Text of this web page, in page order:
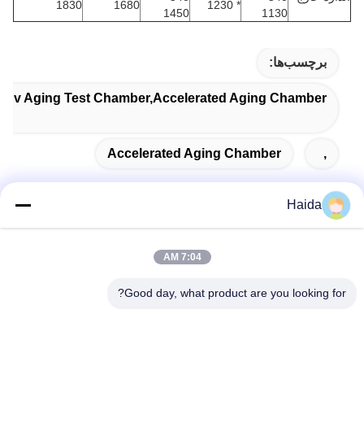
1130
* 1230
1450
1680
1830
برچسب‌ها:
Aging Test Chamber,accelerated Aging Chamber
,
Accelerated Aging Chamber
آدرس
Haida
7:04 AM
Good day, what product are you looking for?